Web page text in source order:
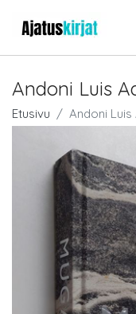
Andoni Luis
Etusivu Andoni Luis